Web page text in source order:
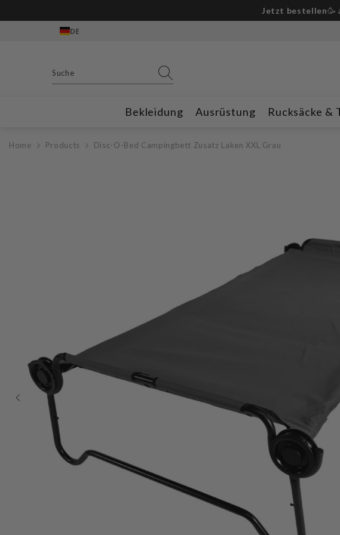
Gratis Outdoor-Messer ab
DE
Bekleidung Ausrüstung Rucksäcke &
Home Products Disc-O-Bed Campingbett Zusatz Laken XXL Grau